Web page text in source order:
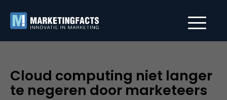
Cloud computing niet langer
te negeren door marketeers